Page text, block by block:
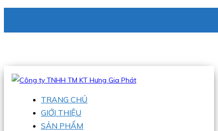
Hotline:0938 336 079
TRANG CHỦ
GIỚI THIỆU
SẢN PHẨM